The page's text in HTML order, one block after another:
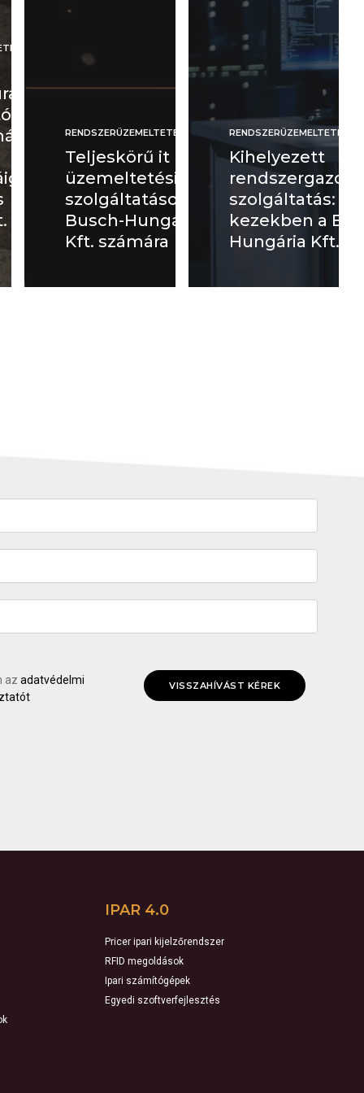
a
a
RENDSZERÜZEMELTETÉS
Teljeskörű it
üzemeltetési
szolgáltatások a
Busch-Hungária
Kft. számára
RENDSZERÜZEMELTETÉS
Kihelyezett
rendszergazda
szolgáltatás:
kezekben a
Hungária Kft.-
azadatvédelmi
IPAR 4.0
Pricer ipari kijelzőrendszer
RFID megoldások
Ipari számítógépek
Egyedi szoftverfejlesztés